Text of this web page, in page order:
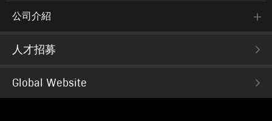
公司介紹
人才招募
Global Website